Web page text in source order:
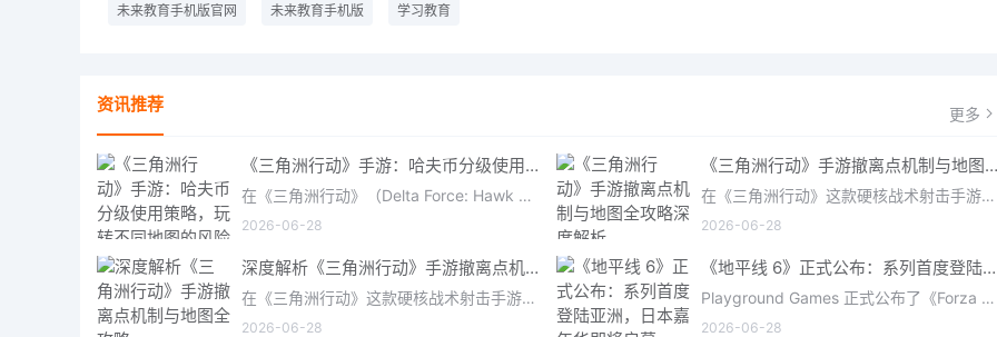
未来教育手机版官网 未来教育手机版 学习教育
资讯推荐 更多
《三角洲行动》手游：哈夫币分级使用策略，玩转不同地图的风险与回报
在《三角洲行动》（Delta Force: Hawk Ops）“烽火地带”模式中，地图被划分为“普通”、“机密”和“绝密”三个
2026-06-28
《三角洲行动》手游撤离点机制与地图全攻略深度解析
在《三角洲行动》这款硬核战术射击手游中，撤离是每位干员行动的核心目标。无论你在战场中搜刮了多少高价值物
2026-06-28
深度解析《三角洲行动》手游撤离点机制与地图全攻略
在《三角洲行动》这款硬核战术射击手游中，撤离是每位干员行动的核心目标。无论你在战场中搜刮了多少高价值物
2026-06-28
《地平线 6》正式公布：系列首度登陆亚洲，日本嘉年华即将启幕
Playground Games 正式公布了《Forza Horizon 6》，这次备受赞誉的地平线嘉年华将首次驶入亚洲，落户日本。玩家
2026-06-28